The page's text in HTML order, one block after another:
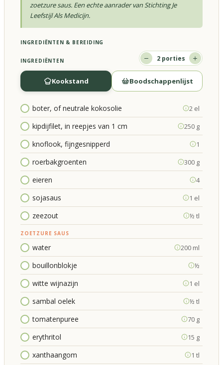
zoetzure saus. Een echte aanrader van Stichting Je
Leefstijl Als Medicijn.
INGREDIËNTEN & BEREIDING
INGREDIËNTEN 2 porties
Kookstand Boodschappenlijst
boter, of neutrale kokosolie 2 el
kipdijfilet, in reepjes van 1 cm 250 g
knoflook, fijngesnipperd 1
roerbakgroenten 300 g
eieren 4
sojasaus 1 el
zeezout ½ tl
ZOETZURE SAUS
water 200 ml
bouillonblokje ½
witte wijnazijn 1 el
sambal oelek ½ tl
tomatenpuree 70 g
erythritol 15 g
xanthaangom 1 tl